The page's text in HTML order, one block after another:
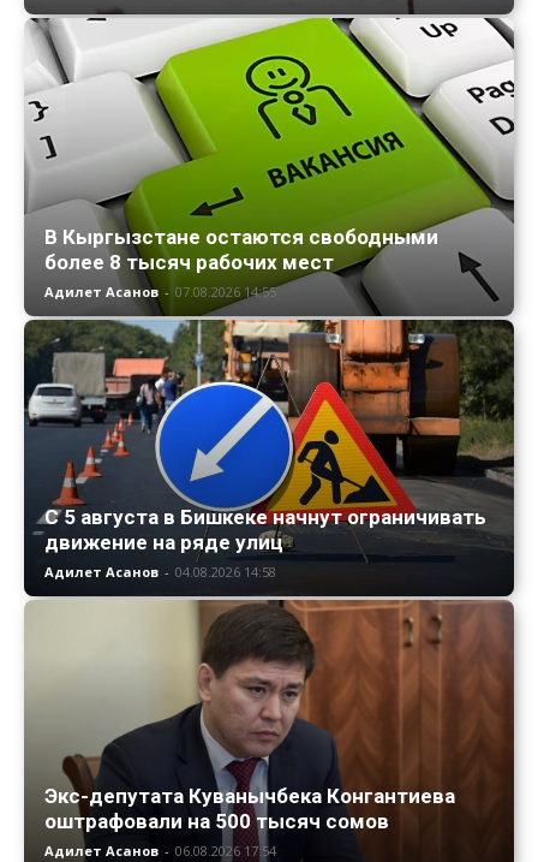
В Кыргызстане остаются свободными
более 8 тысяч рабочих мест
Адилет Асанов - 07.08.2026 14:55
С 5 августа в Бишкеке начнут ограничивать
движение на ряде улиц
Адилет Асанов - 04.08.2026 14:58
Экс-депутата Куванычбека Конгантиева
оштрафовали на 500 тысяч сомов
Адилет Асанов - 06.08.2026 17:54